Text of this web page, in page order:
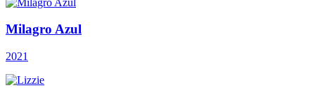
Milagro Azul
2021